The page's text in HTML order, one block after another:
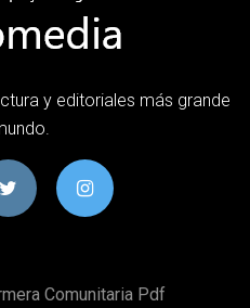
y editoriales más grande
Comunitaria Pdf